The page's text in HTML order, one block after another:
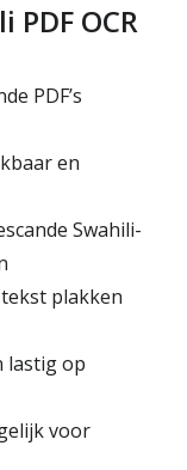
OCR
PDF’s
en
Swahili-
plakken
lastig op
voor